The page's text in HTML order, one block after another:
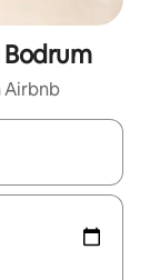
Airbnb
navegar